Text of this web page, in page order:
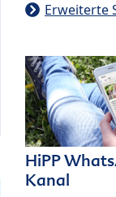
Erweiterte
HiPP
Kanal